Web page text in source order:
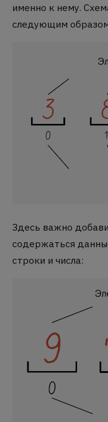
именно к нему.
следующим
Здесь важно
содержаться
строки и числа: